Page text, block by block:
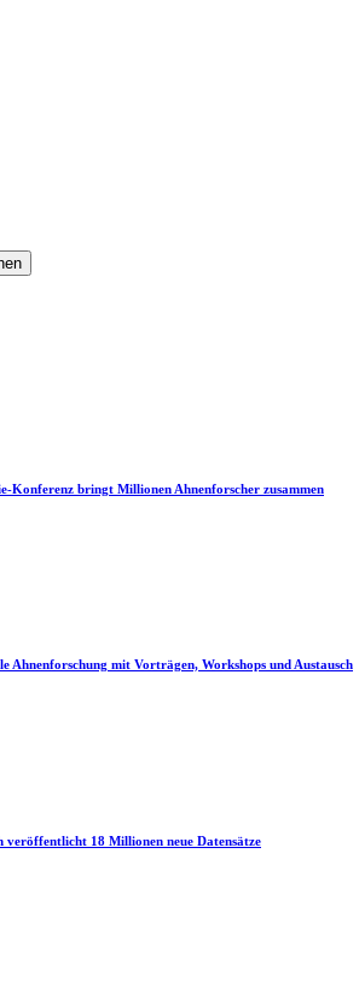
Konferenz bringt Millionen Ahnenforscher zusammen
Ahnenforschung mit Vorträgen, Workshops und Austausch
veröffentlicht 18 Millionen neue Datensätze